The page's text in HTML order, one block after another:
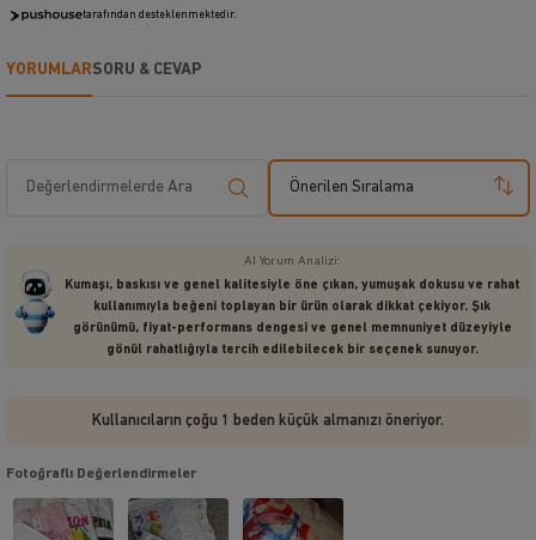
tarafından desteklenmektedir.
YORUMLARSORU & CEVAP
Önerilen Sıralama
AI Yorum Analizi:
Kumaşı, baskısı ve genel kalitesiyle öne çıkan, yumuşak dokusu ve rahat
kullanımıyla beğeni toplayan bir ürün olarak dikkat çekiyor. Şık
görünümü, fiyat-performans dengesi ve genel memnuniyet düzeyiyle
gönül rahatlığıyla tercih edilebilecek bir seçenek sunuyor.
Kullanıcıların çoğu 1 beden küçük almanızı öneriyor.
Fotoğraflı Değerlendirmeler